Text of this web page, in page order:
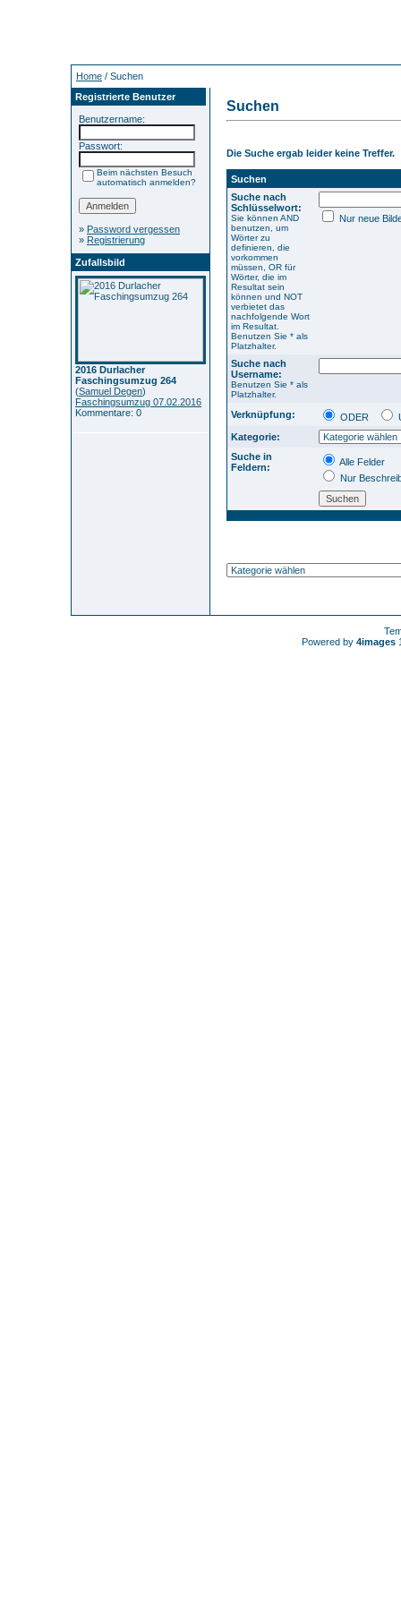
Home / Suchen
Registrierte Benutzer
Benutzername:
Passwort:
Beim nächsten Besuch
automatisch anmelden?
» Password vergessen
» Registrierung
Zufallsbild
2016 Durlacher
Faschingsumzug 264
(Samuel Degen)
Faschingsumzug 07.02.2016
Kommentare: 0
Suchen
Die Suche ergab leider keine Treffer.
Suchen
Suche nach
Schlüsselwort:
Sie können AND
benutzen, um
Wörter zu
definieren, die
vorkommen
müssen, OR für
Wörter, die im
Resultat sein
können und NOT
verbietet das
nachfolgende Wort
im Resultat.
Benutzen Sie * als
Platzhalter.
Nur neue
Suche nach
Username:
Benutzen Sie * als
Platzhalter.
Verknüpfung: ODER
Kategorie:
Suche in
Feldern:
Alle Felder
Nur
Powered by 4images